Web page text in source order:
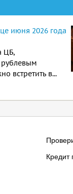
июня 2026 года
ЦБ,
рублевым
встретить в...
Кредит